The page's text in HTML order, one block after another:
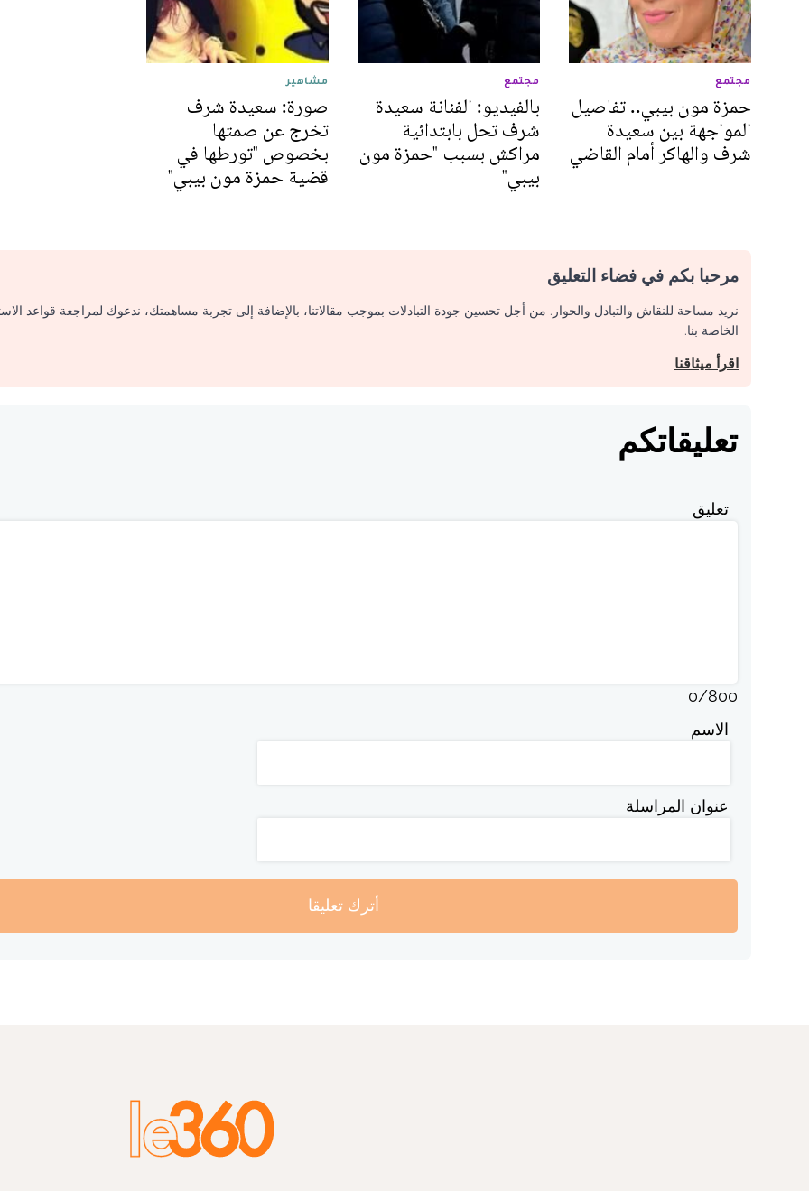
مجتمع
حمزة مون بيبي.. تفاصيل
المواجهة بين سعيدة
شرف والهاكر أمام القاضي
مجتمع
بالفيديو: الفنانة سعيدة
شرف تحل بابتدائية
مراكش بسبب "حمزة مون
بيبي"
مشاهير
صورة: سعيدة شرف
تخرج عن صمتها
بخصوص "تورطها في
قضية حمزة مون بيبي"
مرحبا بكم في فضاء التعليق
نريد مساحة للنقاش والتبادل والحوار. من أجل تحسين جودة التبادلات بموجب مقالاتنا، بالإضافة إلى تجربة مساهمتك، ندعوك لمراجعة قواعد
الخاصة بنا.
اقرأ ميثاقنا
تعليقاتكم
تعليق
0/800
الاسم
عنوان المراسلة
أترك تعليقا